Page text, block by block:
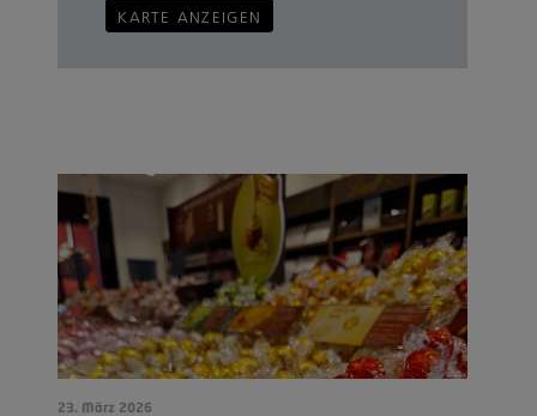
KARTE ANZEIGEN
23. März 2026